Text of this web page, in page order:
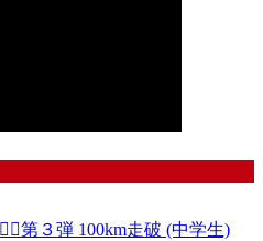
第３弾 100km走破 (中学生)